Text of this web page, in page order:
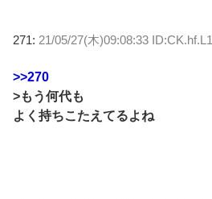
271: 21/05/27(木)09:08:33 ID:CK.hf.L1
>>270
>もう何代も
よく持ちこたえてるよね